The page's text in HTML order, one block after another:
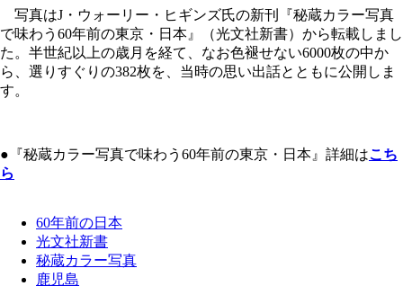
写真はJ・ウォーリー・ヒギンズ氏の新刊『秘蔵カラー写真
で味わう60年前の東京・日本』（光文社新書）から転載しまし
た。半世紀以上の歳月を経て、なお色褪せない6000枚の中か
ら、選りすぐりの382枚を、当時の思い出話とともに公開しま
す。
●『秘蔵カラー写真で味わう60年前の東京・日本』詳細はこち
ら
60年前の日本
光文社新書
秘蔵カラー写真
鹿児島